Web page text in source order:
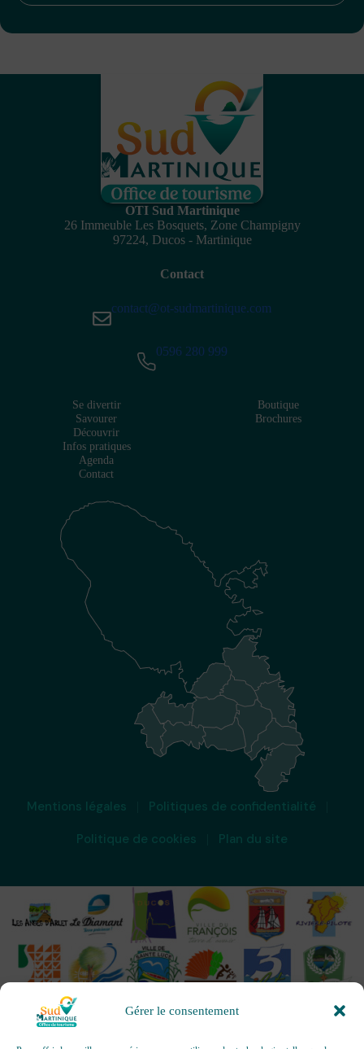
Gérer le consentement
OTI Sud Martinique
26 Immeuble Les Bosquets, Zone Champigny
97224, Ducos - Martinique
Contact
contact@ot-sudmartinique.com
0596 280 999
Se divertir
Savourer
Découvrir
Infos pratiques
Agenda
Contact
Boutique
Brochures
Mentions légales
Politiques de confidentialité
Politique de cookies
Plan du site